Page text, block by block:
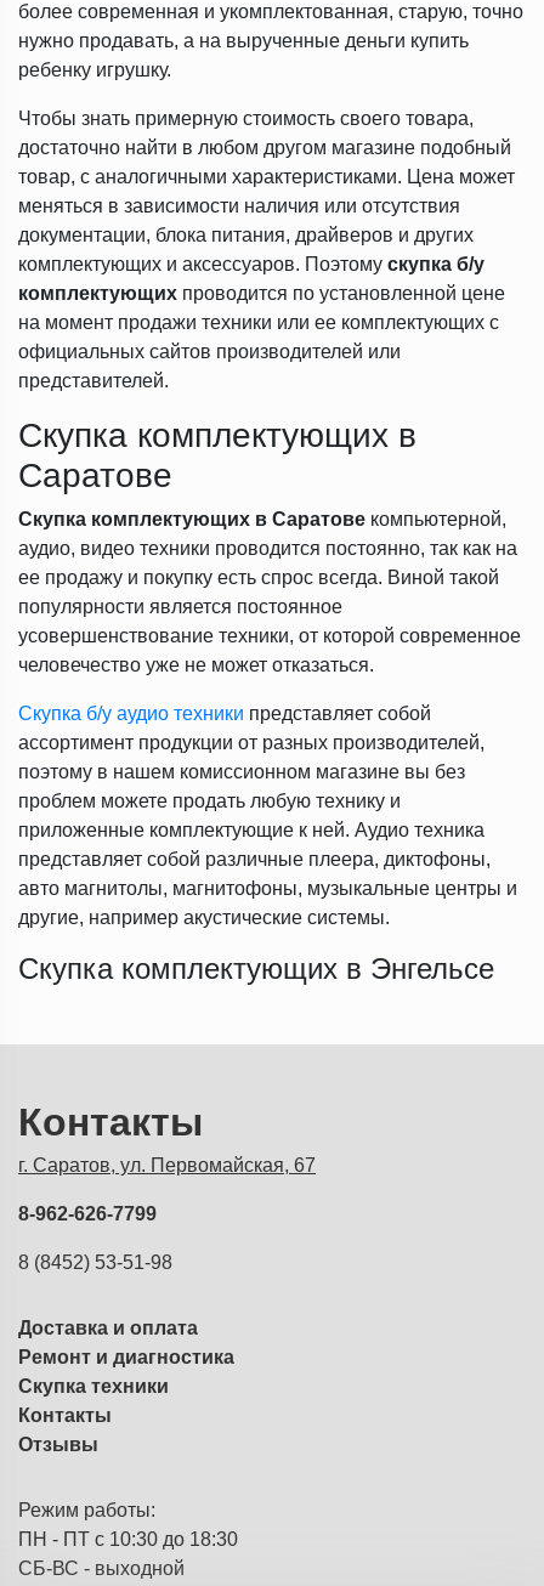
более современная и укомплектованная, старую, точно
нужно продавать, а на вырученные деньги купить
ребенку игрушку.
Чтобы знать примерную стоимость своего товара,
достаточно найти в любом другом магазине подобный
товар, с аналогичными характеристиками. Цена может
меняться в зависимости наличия или отсутствия
документации, блока питания, драйверов и других
комплектующих и аксессуаров. Поэтому скупка б/у
комплектующих проводится по установленной цене
на момент продажи техники или ее комплектующих с
официальных сайтов производителей или
представителей.
Скупка комплектующих в
Саратове
Скупка комплектующих в Саратове компьютерной,
аудио, видео техники проводится постоянно, так как на
ее продажу и покупку есть спрос всегда. Виной такой
популярности является постоянное
усовершенствование техники, от которой современное
человечество уже не может отказаться.
Скупка б/у аудио техники представляет собой
ассортимент продукции от разных производителей,
поэтому в нашем комиссионном магазине вы без
проблем можете продать любую технику и
приложенные комплектующие к ней. Аудио техника
представляет собой различные плеера, диктофоны,
авто магнитолы, магнитофоны, музыкальные центры и
другие, например акустические системы.
Скупка комплектующих в Энгельсе
Контакты
г. Саратов, ул. Первомайская, 67
8-962-626-7799
8 (8452) 53-51-98
Доставка и оплата
Ремонт и диагностика
Скупка техники
Контакты
Отзывы
Режим работы:
ПН - ПТ с 10:30 до 18:30
СБ-ВС - выходной